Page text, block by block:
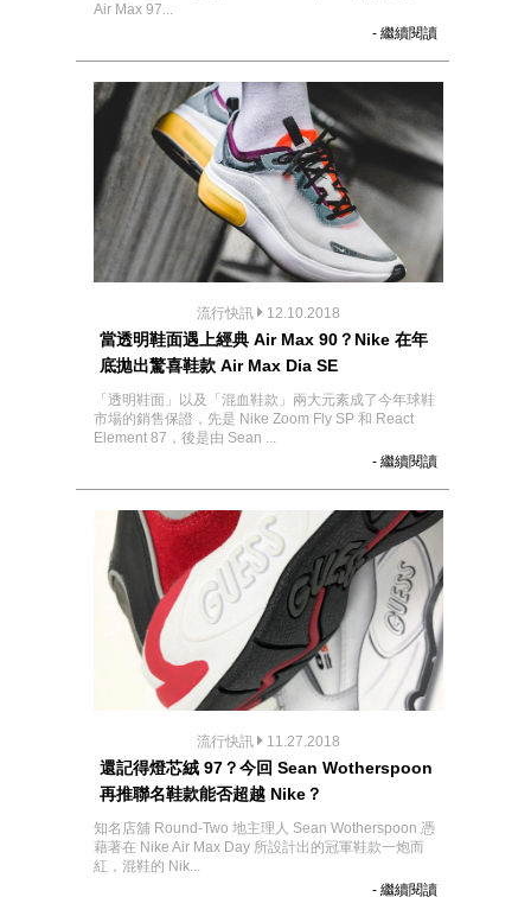
Air Max 97...
- 繼續閱讀
流行快訊 12.10.2018
當透明鞋面遇上經典 Air Max 90？Nike 在年
底拋出驚喜鞋款 Air Max Dia SE
「透明鞋面」以及「混血鞋款」兩大元素成了今年球鞋
市場的銷售保證，先是 Nike Zoom Fly SP 和 React
Element 87，後是由 Sean ...
- 繼續閱讀
流行快訊 11.27.2018
還記得燈芯絨 97？今回 Sean Wotherspoon
再推聯名鞋款能否超越 Nike？
知名店舖 Round-Two 地主理人 Sean Wotherspoon 憑
藉著在 Nike Air Max Day 所設計出的冠軍鞋款一炮而
紅，混鞋的 Nik...
- 繼續閱讀